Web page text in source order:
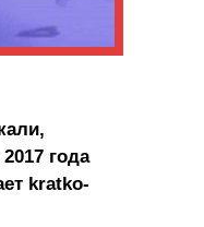
года
kratko-